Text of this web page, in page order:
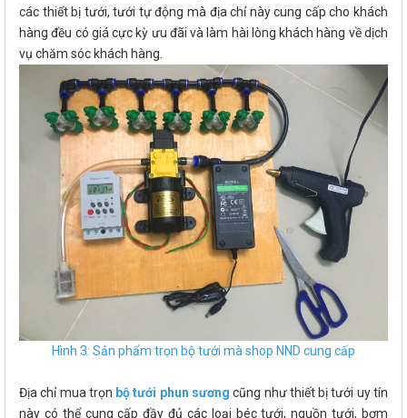
các thiết bị tưới, tưới tự động mà địa chỉ này cung cấp cho khách
hàng đều có giá cực kỳ ưu đãi và làm hài lòng khách hàng về dịch
vụ chăm sóc khách hàng.
Hình 3: Sản phẩm trọn bộ tưới mà shop NND cung cấp
Địa chỉ mua trọn bộ tưới phun sươngcũng như thiết bị tưới uy tín
này có thể cung cấp đầy đủ các loại béc tưới, nguồn tưới, bơm